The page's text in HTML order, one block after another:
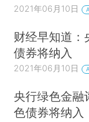
2021年06月10日
财经早知道
债券将纳入
2021年06月10日
央行绿色金融
色债券将纳入